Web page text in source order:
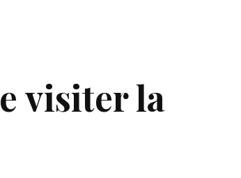
visiter la